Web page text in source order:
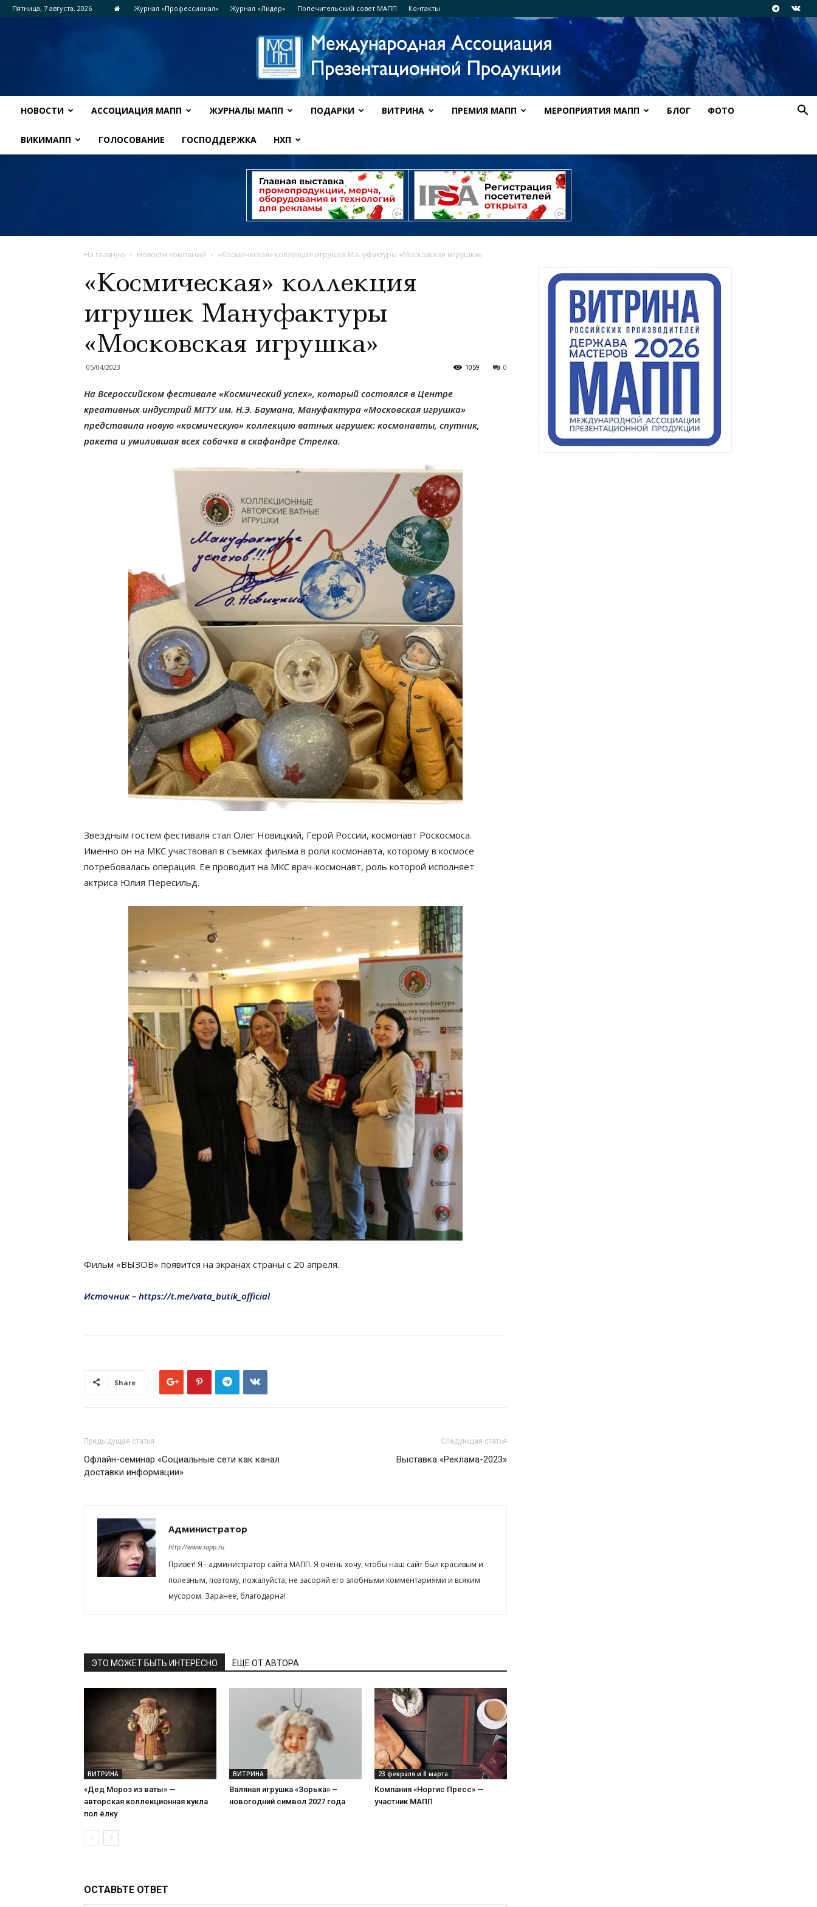
Пятница, 7 августа, 2026 Журнал «Профессионал» Журнал «Лидер» Попечительский совет МАПП Контакты
НОВОСТИ АССОЦИАЦИЯ МАПП ЖУРНАЛЫ МАПП ПОДАРКИ ВИТРИНА ПРЕМИЯ МАПП МЕРОПРИЯТИЯ МАПП БЛОГ ФОТО
ВИКИМАПП ГОЛОСОВАНИЕ ГОСПОДДЕРЖКА НХП
На главную Новости компаний «Космическая» коллекция игрушек Мануфактуры «Московская игрушка»
«Космическая» коллекция
игрушек Мануфактуры
«Московская игрушка»
05/04/2023 0
1059
На Всероссийском фестивале «Космический успех», который состоялся в Центре
креативных индустрий МГТУ им. Н.Э. Баумана, Мануфактура «Московская игрушка»
представила новую «космическую» коллекцию ватных игрушек: космонавты, спутник,
ракета и умилившая всех собачка в скафандре Стрелка.
Звездным гостем фестиваля стал Олег Новицкий, Герой России, космонавт Роскосмоса.
Именно он на МКС участвовал в съемках фильма в роли космонавта, которому в космосе
потребовалась операция. Ее проводит на МКС врач-космонавт, роль которой исполняет
актриса Юлия Пересильд.
Фильм «ВЫЗОВ» появится на экранах страны с 20 апреля.
Источник – https://t.me/vata_butik_official
Share
Предыдущая статья
Офлайн-семинар «Социальные сети как канал
доставки информации»
Следующая статья
Выставка «Реклама-2023»
Администратор
http://www.iapp.ru
Привет! Я - администратор сайта МАПП. Я очень хочу, чтобы наш сайт был красивым и
полезным, поэтому, пожалуйста, не засоряй его злобными комментариями и всяким
мусором. Заранее, благодарна!
ЭТО МОЖЕТ БЫТЬ ИНТЕРЕСНО ЕЩЕ ОТ АВТОРА
ВИТРИНА
«Дед Мороз из ваты» —
авторская коллекционная кукла
пол ёлку
ВИТРИНА
Валяная игрушка «Зорька» –
новогодний символ 2027 года
23 февраля и 8 марта
Компания «Норгис Пресс» —
участник МАПП
ОСТАВЬТЕ ОТВЕТ